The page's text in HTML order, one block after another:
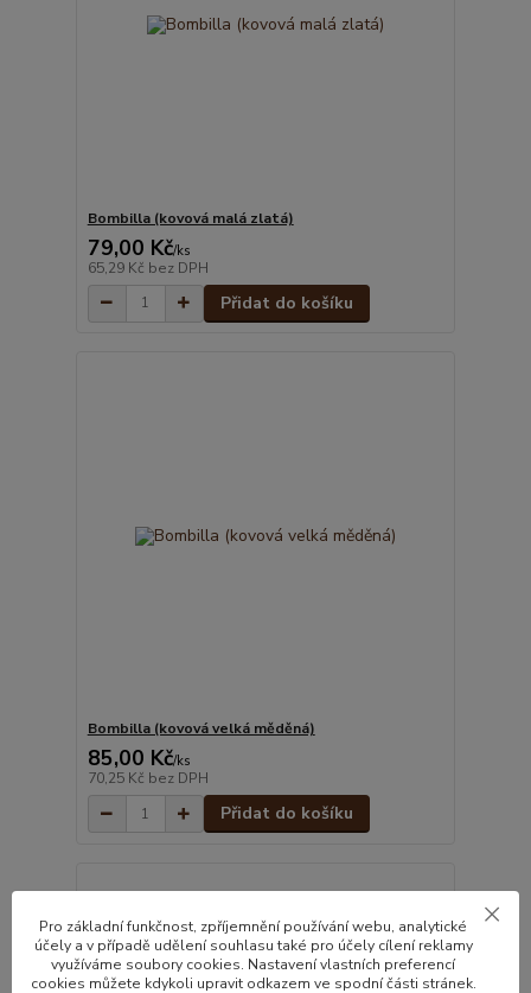
Bombilla (kovová malá zlatá)
79,00 Kč/ks
65,29 Kč bez DPH
Přidat do košíku
Bombilla (kovová velká měděná)
85,00 Kč/ks
70,25 Kč bez DPH
Přidat do košíku
Pro základní funkčnost, zpříjemnění používání webu, analytické
účely a v případě udělení souhlasu také pro účely cílení reklamy
využíváme soubory cookies. Nastavení vlastních preferencí
cookies můžete kdykoli upravit odkazem ve spodní části stránek.